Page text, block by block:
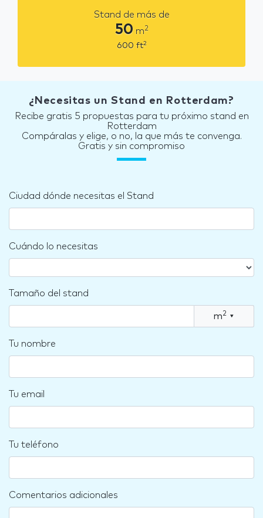
Stand de más de
50 m2
600 ft2
¿Necesitas un Stand en Rotterdam?
Recibe gratis 5 propuestas para tu próximo stand en
Rotterdam
Compáralas y elige, o no, la que más te convenga.
Gratis y sin compromiso
Ciudad dónde necesitas el Stand
Cuándo lo necesitas
Tamaño del stand
m2 ▾
Tu nombre
Tu email
Tu teléfono
Comentarios adicionales